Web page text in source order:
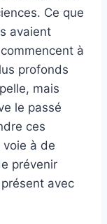
Ce que
avaient
à
profonds
mais
le passé
ces
voie à de
prévenir
avec